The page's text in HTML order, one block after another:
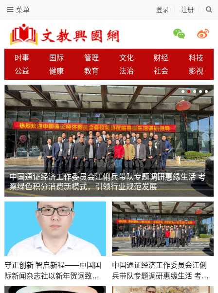
登录 注册
菜单
时事 国际 管理 文化 财经
科技
公益
健康 教育 法治 社会 影视
中国通证经济工作委员会江俐兵带队专题调研惠缘生活 考
察绿色积分消费新模式，引领行业规范发展
守正创新 智启新程——中国国
际新闻杂志社以新年贺词致敬
每一位同行者
中国通证经济工作委员会江俐
兵带队专题调研惠缘生活 考察
绿色积分消费新模式，引领行